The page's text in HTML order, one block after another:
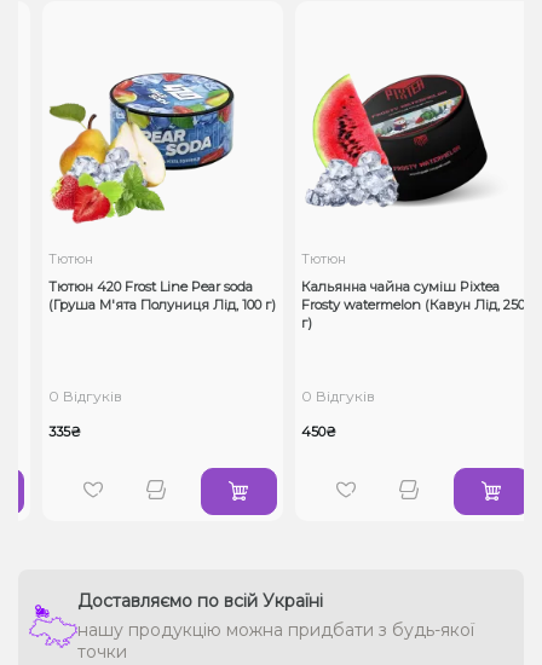
Тютюн
Тютюн 420 Frost Line Pear soda
(Груша М'ята Полуниця Лід, 100 г)
0 Відгуків
335₴
Тютюн
Кальянна чайна суміш Pixtea
Frosty watermelon (Кавун Лід, 250
г)
0 Відгуків
450₴
Доставляємо по всій Україні
нашу продукцію можна придбати з будь-якої
точки